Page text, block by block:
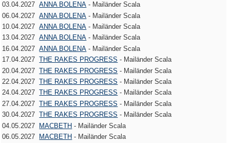
03.04.2027ANNA BOLENA - Mailänder Scala
06.04.2027ANNA BOLENA - Mailänder Scala
10.04.2027ANNA BOLENA - Mailänder Scala
13.04.2027ANNA BOLENA - Mailänder Scala
16.04.2027ANNA BOLENA - Mailänder Scala
17.04.2027THE RAKES PROGRESS - Mailänder Scala
20.04.2027THE RAKES PROGRESS - Mailänder Scala
22.04.2027THE RAKES PROGRESS - Mailänder Scala
24.04.2027THE RAKES PROGRESS - Mailänder Scala
27.04.2027THE RAKES PROGRESS - Mailänder Scala
30.04.2027THE RAKES PROGRESS - Mailänder Scala
04.05.2027 MACBETH - Mailänder Scala
06.05.2027
MACBETH - Mailänder Scala